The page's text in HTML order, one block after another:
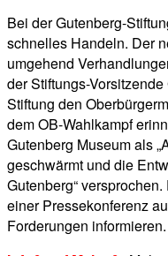
Bei der Gutenberg-
schnelles Handeln. Der
umgehend
der Stiftungs-
Stiftung den
dem OB-Wahlkampf
Gutenberg Museum als
geschwärmt und die
Gutenberg“
einer Pressekonferenz
Forderungen informieren.